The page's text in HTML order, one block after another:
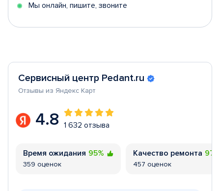
Мы онлайн, пишите, звоните
Сервисный центр Pedant.ru
Отзывы из Яндекс Карт
4.8 1 632 отзыва
Время ожидания 95%
359 оценок
Качество ремонта
457 оценок